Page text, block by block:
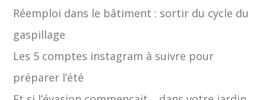
Réemploi dans le bâtiment : sortir du cycle du
gaspillage
Les 5 comptes instagram à suivre pour
préparer l’été